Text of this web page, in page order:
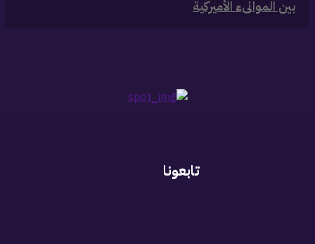
بين الموانىء الأميركية
تابعونا